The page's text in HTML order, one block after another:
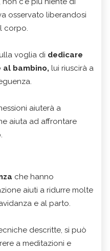
osservato liberandosi
corpo.
voglia di dedicare
bambino, lui riuscirà a
aiuterà a
aiuta ad affrontare
che hanno
aiuti a ridurre molte
e al parto.
descritte, si può
a meditazioni e